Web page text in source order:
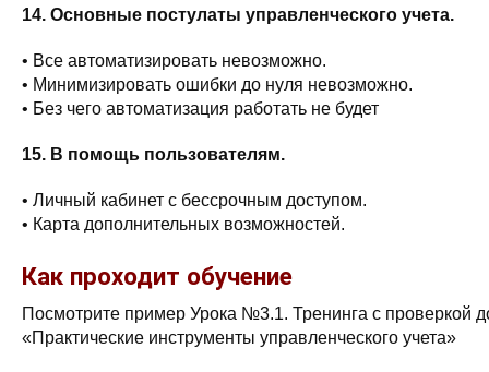
14. Основные постулаты управленческого учета.
• Все автоматизировать невозможно.
• Минимизировать ошибки до нуля невозможно.
• Без чего автоматизация работать не будет
15. В помощь пользователям.
• Личный кабинет с бессрочным доступом.
• Карта дополнительных возможностей.
Как проходит обучение
Посмотрите пример Урока №3.1. Тренинга с проверкой
«Практические инструменты управленческого учета»